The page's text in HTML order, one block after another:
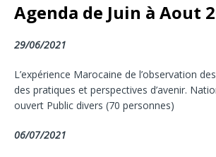
Agenda de Juin à Aout
29/06/2021
L’expérience Marocaine de l’observation
des pratiques et perspectives d’avenir.
ouvert Public divers (70 personnes)
06/07/2021